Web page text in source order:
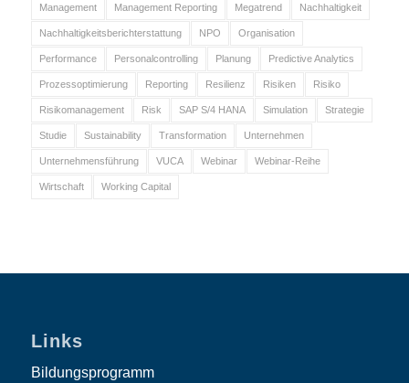
Management Management Reporting Megatrend Nachhaltigkeit
Nachhaltigkeitsberichterstattung NPO Organisation
Performance Personalcontrolling Planung Predictive Analytics
Prozessoptimierung Reporting Resilienz Risiken Risiko
Risikomanagement Risk SAP S/4 HANA Simulation Strategie
Studie Sustainability Transformation Unternehmen
Unternehmensführung VUCA Webinar Webinar-Reihe
Wirtschaft Working Capital
Links
Bildungsprogramm